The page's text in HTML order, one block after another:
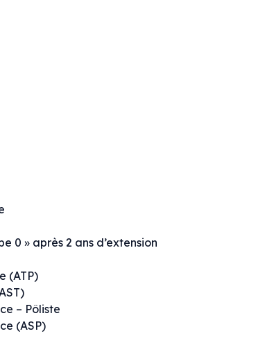
0 » après 2 ans d’extension
(ATP)
– Pôliste
(ASP)